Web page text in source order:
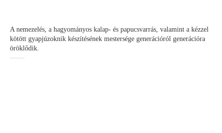
A nemezelés, a hagyományos kalap- és papucsvarrás, valamint a kézzel
kötött gyapjúzoknik készítésének mestersége generációról generációra
öröklődik.